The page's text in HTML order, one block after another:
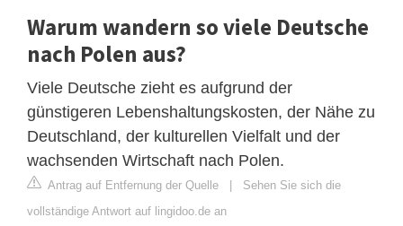
Warum wandern so viele Deutsche
nach Polen aus?
Viele Deutsche zieht es aufgrund der
günstigeren Lebenshaltungskosten, der Nähe zu
Deutschland, der kulturellen Vielfalt und der
wachsenden Wirtschaft nach Polen.
Antrag auf Entfernung der Quelle | Sehen Sie sich die
vollständige Antwort auf lingidoo.de an